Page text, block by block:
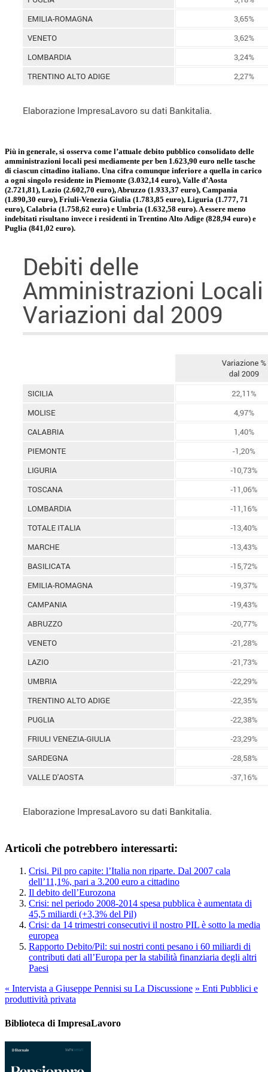
Più in generale, si osserva come l’attuale debito pubblico consolidato delle
amministrazioni locali pesi mediamente per ben 1.623,90 euro nelle tasche
di ciascun cittadino italiano. Una cifra comunque inferiore a quella in carico
a ogni singolo residente in Piemonte (3.032,14 euro), Valle d’Aosta
(2.721,81), Lazio (2.602,70 euro), Abruzzo (1.933,37 euro), Campania
(1.890,30 euro), Friuli-Venezia Giulia (1.783,85 euro), Liguria (1.777, 71
euro), Calabria (1.758,62 euro) e Umbria (1.632,58 euro). A essere meno
indebitati risultano invece i residenti in Trentino Alto Adige (828,94 euro) e
Puglia (841,02 euro).
Articoli che potrebbero interessarti:
Crisi. Pil pro capite: l’Italia non riparte. Dal 2007 cala
dell’11,1%, pari a 3.200 euro a cittadino
Il debito dell’Eurozona
Crisi: nel periodo 2008-2014 spesa pubblica è aumentata di
45,5 miliardi (+3,3% del Pil)
Crisi: da 14 trimestri consecutivi il nostro PIL è sotto la media
europea
Rapporto Debito/Pil: sui nostri conti pesano i 60 miliardi di
contributi dati all’Europa per la stabilità finanziaria degli altri
Paesi
« Intervista a Giuseppe Pennisi su La Discussione » Enti Pubblici e
produttività privata
Biblioteca di ImpresaLavoro